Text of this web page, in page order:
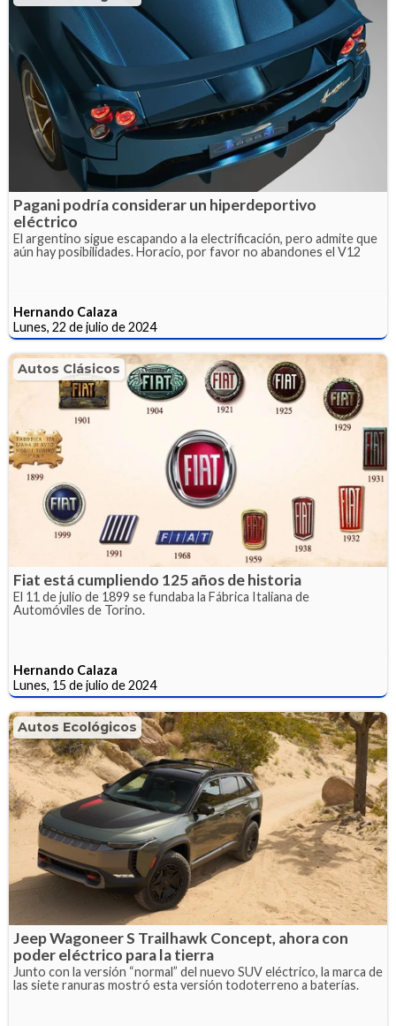
Pagani podría considerar un hiperdeportivo
eléctrico
El argentino sigue escapando a la electrificación, pero admite que
aún hay posibilidades. Horacio, por favor no abandones el V12
Hernando Calaza
Lunes, 22 de julio de 2024
Autos Clásicos
Fiat está cumpliendo 125 años de historia
El 11 de julio de 1899 se fundaba la Fábrica Italiana de
Automóviles de Torino.
Hernando Calaza
Lunes, 15 de julio de 2024
Autos Ecológicos
Jeep Wagoneer S Trailhawk Concept, ahora con
poder eléctrico para la tierra
Junto con la versión “normal” del nuevo SUV eléctrico, la marca de
las siete ranuras mostró esta versión todoterreno a baterías.